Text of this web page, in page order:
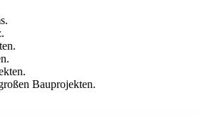
Bauprojekten.